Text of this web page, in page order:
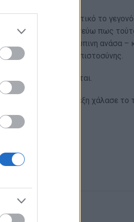
για μένα σημαντικό το
Γιατί πιστεύω πως
της στην ανθρώπινη ανάσα –
στη στέρηση εμπιστοσύνης.
όπου και να βρίσκεται.
Τούτη η απλή λέξη χάλασε το